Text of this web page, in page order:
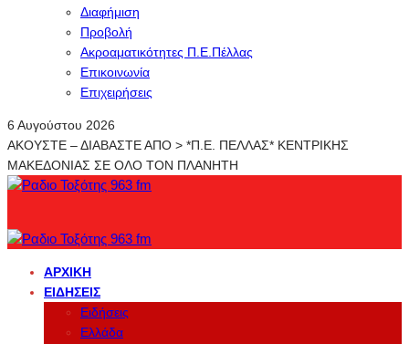
Διαφήμιση
Προβολή
Ακροαματικότητες Π.Ε.Πέλλας
Επικοινωνία
Επιχειρήσεις
6 Αυγούστου 2026
ΑΚΟΥΣΤΕ – ΔΙΑΒΑΣΤΕ ΑΠΟ > *Π.Ε. ΠΕΛΛΑΣ* ΚΕΝΤΡΙΚΗΣ
ΜΑΚΕΔΟΝΙΑΣ ΣΕ ΟΛΟ ΤΟΝ ΠΛΑΝΗΤΗ
ΑΡΧΙΚΉ
ΕΙΔΉΣΕΙΣ
Ειδήσεις
Ελλάδα